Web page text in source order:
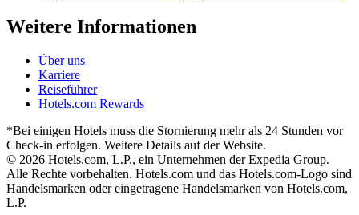
Weitere Informationen
Über uns
Karriere
Reiseführer
Hotels.com Rewards
*Bei einigen Hotels muss die Stornierung mehr als 24 Stunden vor
Check-in erfolgen. Weitere Details auf der Website.
© 2026 Hotels.com, L.P., ein Unternehmen der Expedia Group.
Alle Rechte vorbehalten. Hotels.com und das Hotels.com-Logo sind
Handelsmarken oder eingetragene Handelsmarken von Hotels.com,
L.P.